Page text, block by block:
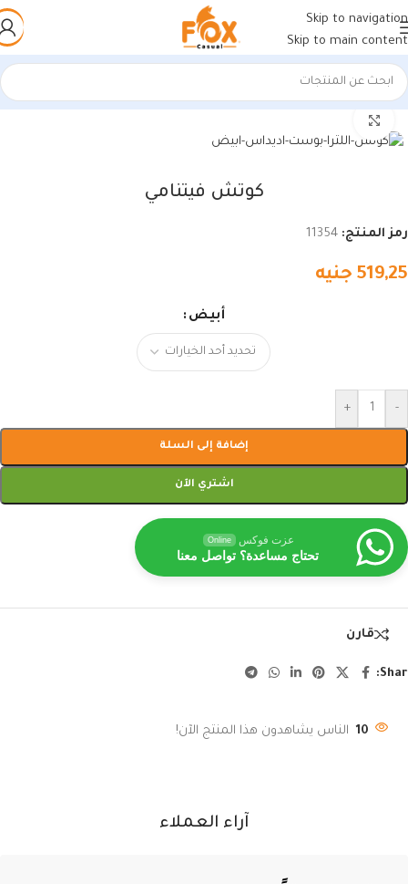
Skip to navigation
Skip to main content
الرئيسية/أحذية رجالي/كوتشات فيتنامي
كوتش فيتنامي
رمز المنتج: 11354
519,25 جنيه
أبيض
-
+
إضافة إلى السلة
اشتري الآن
عزت فوكس Online
تحتاج مساعدة؟ تواصل معنا
قارن
10 الناس يشاهدون هذا المنتج الآن!
آراء العملاء